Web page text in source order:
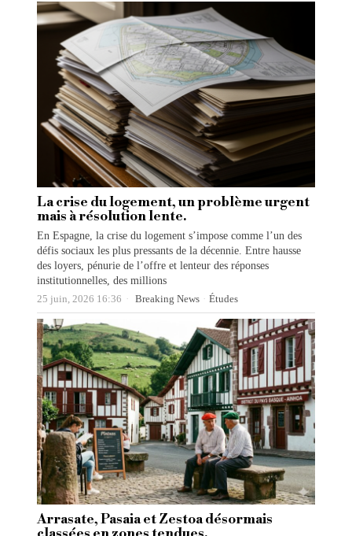
La crise du logement, un problème urgent
mais à résolution lente.
En Espagne, la crise du logement s’impose comme l’un des
défis sociaux les plus pressants de la décennie. Entre hausse
des loyers, pénurie de l’offre et lenteur des réponses
institutionnelles, des millions
25 juin, 2026 16:36 Breaking News · Études
Arrasate, Pasaia et Zestoa désormais